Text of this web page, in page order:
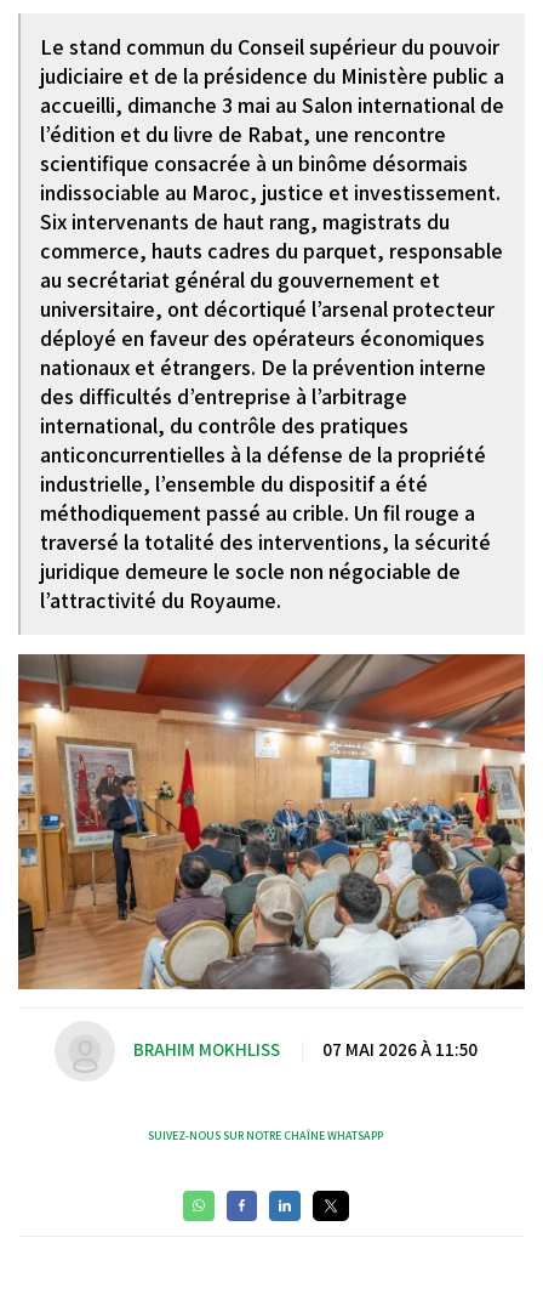
Le stand commun du Conseil supérieur du pouvoir
judiciaire et de la présidence du Ministère public a
accueilli, dimanche 3 mai au Salon international de
l’édition et du livre de Rabat, une rencontre
scientifique consacrée à un binôme désormais
indissociable au Maroc, justice et investissement.
Six intervenants de haut rang, magistrats du
commerce, hauts cadres du parquet, responsable
au secrétariat général du gouvernement et
universitaire, ont décortiqué l’arsenal protecteur
déployé en faveur des opérateurs économiques
nationaux et étrangers. De la prévention interne
des difficultés d’entreprise à l’arbitrage
international, du contrôle des pratiques
anticoncurrentielles à la défense de la propriété
industrielle, l’ensemble du dispositif a été
méthodiquement passé au crible. Un fil rouge a
traversé la totalité des interventions, la sécurité
juridique demeure le socle non négociable de
l’attractivité du Royaume.
BRAHIM MOKHLISS 07 MAI 2026 À 11:50
SUIVEZ-NOUS SUR NOTRE CHAÎNE WHATSAPP